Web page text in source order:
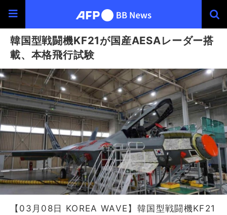
韓国型戦闘機KF21が国産AESAレーダー搭
載、本格飛行試験
【03月08日 KOREA WAVE】韓国型戦闘機KF21